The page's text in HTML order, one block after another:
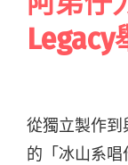
Legacy
從獨立製作
的「冰山系唱